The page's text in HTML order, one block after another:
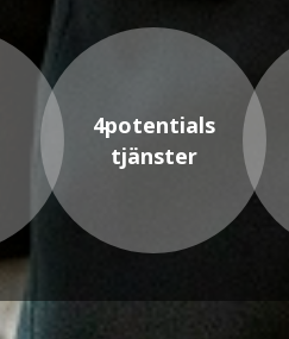
4potentials
tjänster